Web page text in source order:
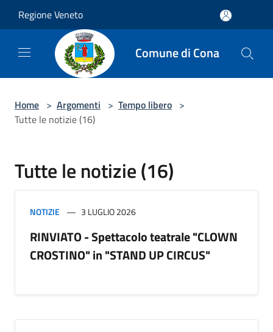
Regione Veneto
Comune di Cona
Home > Argomenti > Tempo libero >
Tutte le notizie (16)
Tutte le notizie (16)
NOTIZIE 3 LUGLIO 2026
RINVIATO - Spettacolo teatrale "CLOWN
CROSTINO" in "STAND UP CIRCUS"